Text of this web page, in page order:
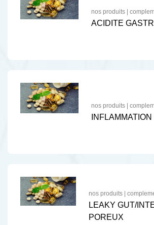
nos produits |
ACIDITE
nos produits |
INFLAMMATION
nos produits |
LEAKY GUT/
POREUX